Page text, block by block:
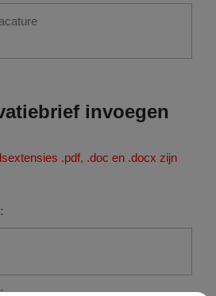
invoegen
.pdf, .doc en .docx zijn